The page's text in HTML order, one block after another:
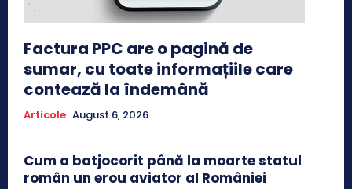
Factura PPC are o pagină de
sumar, cu toate informațiile care
contează la îndemână
Articole August 6, 2026
Cum a batjocorit până la moarte statul
român un erou aviator al României